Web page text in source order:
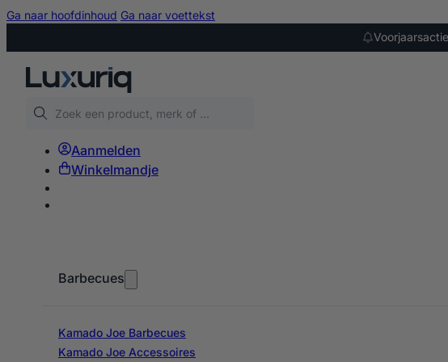
Ga naar hoofdinhoud Ga naar voettekst
Zoeken
Aanmelden
Winkelmandje
Barbecues
Kamado Joe Barbecues
Kamado Joe Accessoires